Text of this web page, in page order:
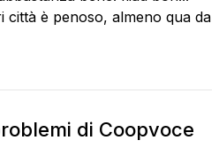
è penoso, almeno qua da
di Coopvoce